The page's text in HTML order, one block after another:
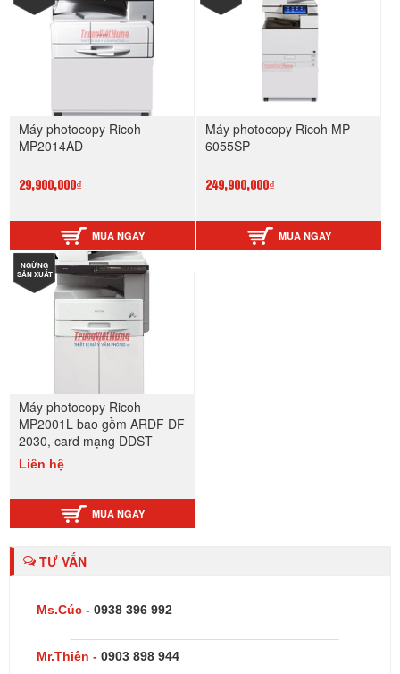
Máy photocopy Ricoh
MP2014AD
29,900,000₫
MUA NGAY
Máy photocopy Ricoh MP
6055SP
249,900,000₫
MUA NGAY
NGỪNG
SẢN XUẤT
Máy photocopy Ricoh
MP2001L bao gồm ARDF DF
2030, card mạng DDST
Liên hệ
MUA NGAY
TƯ VẤN
Ms.Cúc - 0938 396 992
Mr.Thiên - 0903 898 944